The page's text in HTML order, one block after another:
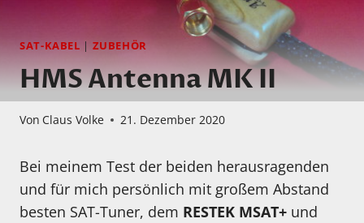
SAT-KABEL | ZUBEHÖR
HMS Antenna MK II
Von Claus Volke 21. Dezember 2020
Bei meinem Test der beiden herausragenden
und für mich persönlich mit großem Abstand
besten SAT-Tuner, dem RESTEK MSAT+ und